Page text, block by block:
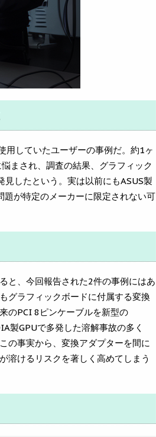
用していたユーザーの事例だ。約1ヶ
まされ、調査の結果、グラフィック
したという。実は以前にもASUS製
が特定のメーカーに限定されない可
と、今回報告された2件の事例にはあ
グラフィックボードに付属する変換
のPCI 8ピンケーブルを新型の
製GPUで多発した溶解事故の多く
の事実から、変換アダプターを間に
溶けるリスクを著しく高めてしまう